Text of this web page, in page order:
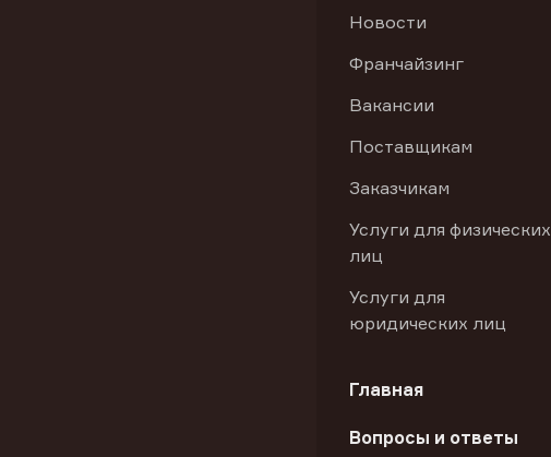
Новости
Франчайзинг
Вакансии
Поставщикам
Заказчикам
Услуги для физических
лиц
Услуги для
юридических лиц
Главная
Вопросы и ответы